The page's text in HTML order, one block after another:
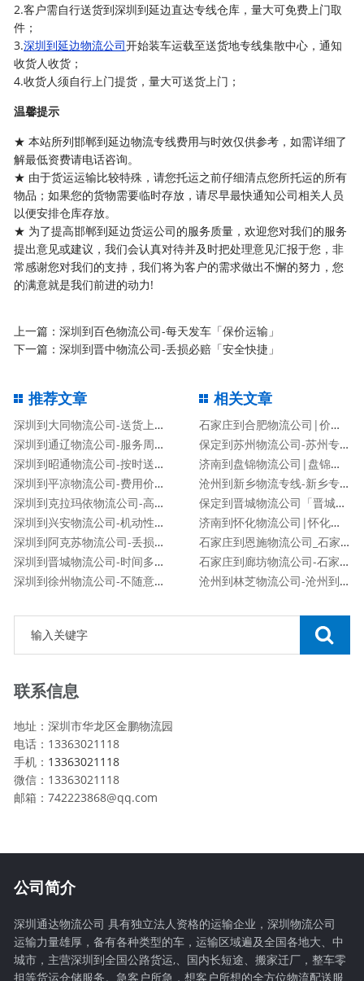
2.客户需自行送货到深圳到延边直达专线仓库，量大可免费上门取
件；
3.深圳到延边物流公司开始装车运载至送货地专线集散中心，通知
收货人收货；
4.收货人须自行上门提货，量大可送货上门；
温馨提示
★ 本站所列邯郸到延边物流专线费用与时效仅供参考，如需详细了
解最低资费请电话咨询。
★ 由于货运运输比较特殊，请您托运之前仔细清点您所托运的所有
物品；如果您的货物需要临时存放，请尽早最快通知公司相关人员
以便安排仓库存放。
★ 为了提高邯郸到延边货运公司的服务质量，欢迎您对我们的服务
提出意见或建议，我们会认真对待并及时把处理意见汇报于您，非
常感谢您对我们的支持，我们将为客户的需求做出不懈的努力，您
的满意就是我们前进的动力!
上一篇：深圳到百色物流公司-每天发车「保价运输」
下一篇：深圳到晋中物流公司-丢损必赔「安全快捷」
推荐文章
深圳到大同物流公司-送货上门「费用价格」
深圳到通辽物流公司-服务周到「实时监控」
深圳到昭通物流公司-按时送达「准时到达」
深圳到平凉物流公司-费用价格「全境派送」
深圳到克拉玛依物流公司-高效快捷「高效准时」
深圳到兴安物流公司-机动性高「运费多少」
深圳到阿克苏物流公司-丢损必赔「安全快捷」
深圳到晋城物流公司-时间多久「机动性高」
深圳到徐州物流公司-不随意加价「市县派送」
相关文章
石家庄到合肥物流公司|价格查询
保定到苏州物流公司-苏州专线
济南到盘锦物流公司|盘锦专线
沧州到新乡物流专线-新乡专线
保定到晋城物流公司「晋城专线」
济南到怀化物流公司|怀化专线
石家庄到恩施物流公司_石家庄到恩施物流专线
石家庄到廊坊物流公司-石家庄到廊坊货运专线
沧州到林芝物流公司-沧州到林芝货运专线
联系信息
地址：深圳市华龙区金鹏物流园
电话：13363021118
手机： 13363021118
微信：13363021118
邮箱：742223868@qq.com
公司简介
深圳通达物流公司 具有独立法人资格的运输企业，深圳物流公司
运输力量雄厚，备有各种类型的车，运输区域遍及全国各地大、中
城市，主营深圳到全国公路货运,、国内长短途、搬家迁厂，整车零
担等货运仓储服务。急客户所急，想客户所想的全方位物流配送服